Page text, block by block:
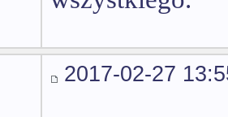
2017-02-27